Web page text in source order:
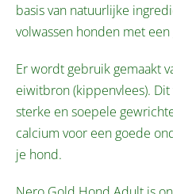
basis van natuurlijke
volwassen honden met
Er wordt gebruik gemaakt
eiwitbron (kippenvlees).
sterke en soepele
calcium voor een goede
je hond.